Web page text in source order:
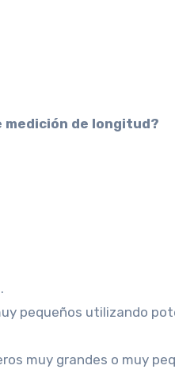
medición de longitud?
pequeños utilizando
muy grandes o muy